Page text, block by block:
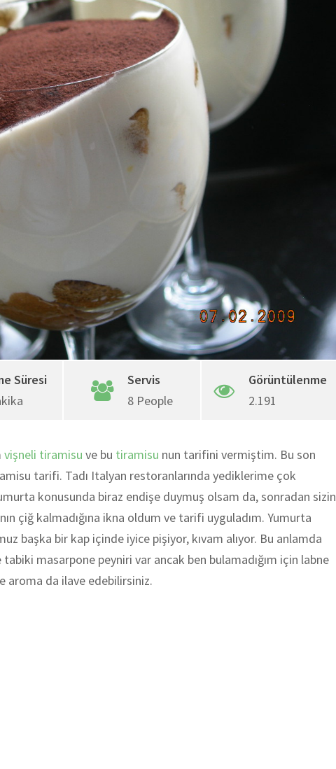
Süresi
Servis
8 People
Görüntülenme
2.191
vişneli tiramisu ve bu tiramisu nun tarifini vermiştim. Bu son
tarifi. Tadı Italyan restoranlarında yediklerime çok
konusunda biraz endişe duymuş olsam da, sonradan sizin
çiğ kalmadığına ikna oldum ve tarifi uyguladım. Yumurta
başka bir kap içinde iyice pişiyor, kıvam alıyor. Bu anlamda
masarpone peyniri var ancak ben bulamadığım için labne
aroma da ilave edebilirsiniz.